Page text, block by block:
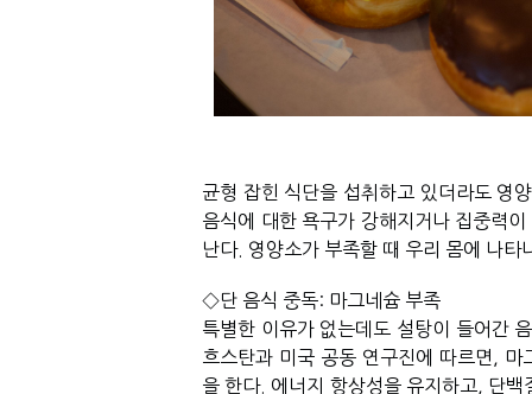
균형 잡힌 식단을 섭취하고 있더라도 영
음식에 대한 욕구가 강해지거나 집중력
난다. 영양소가 부족할 때 우리 몸에 나타
◇단 음식 중독: 마그네슘 부족
특별한 이유가 없는데도 설탕이 들어간
흐스탄과 미국 공동 연구진에 따르면,
을 한다. 에너지 항상성을 유지하고, 단